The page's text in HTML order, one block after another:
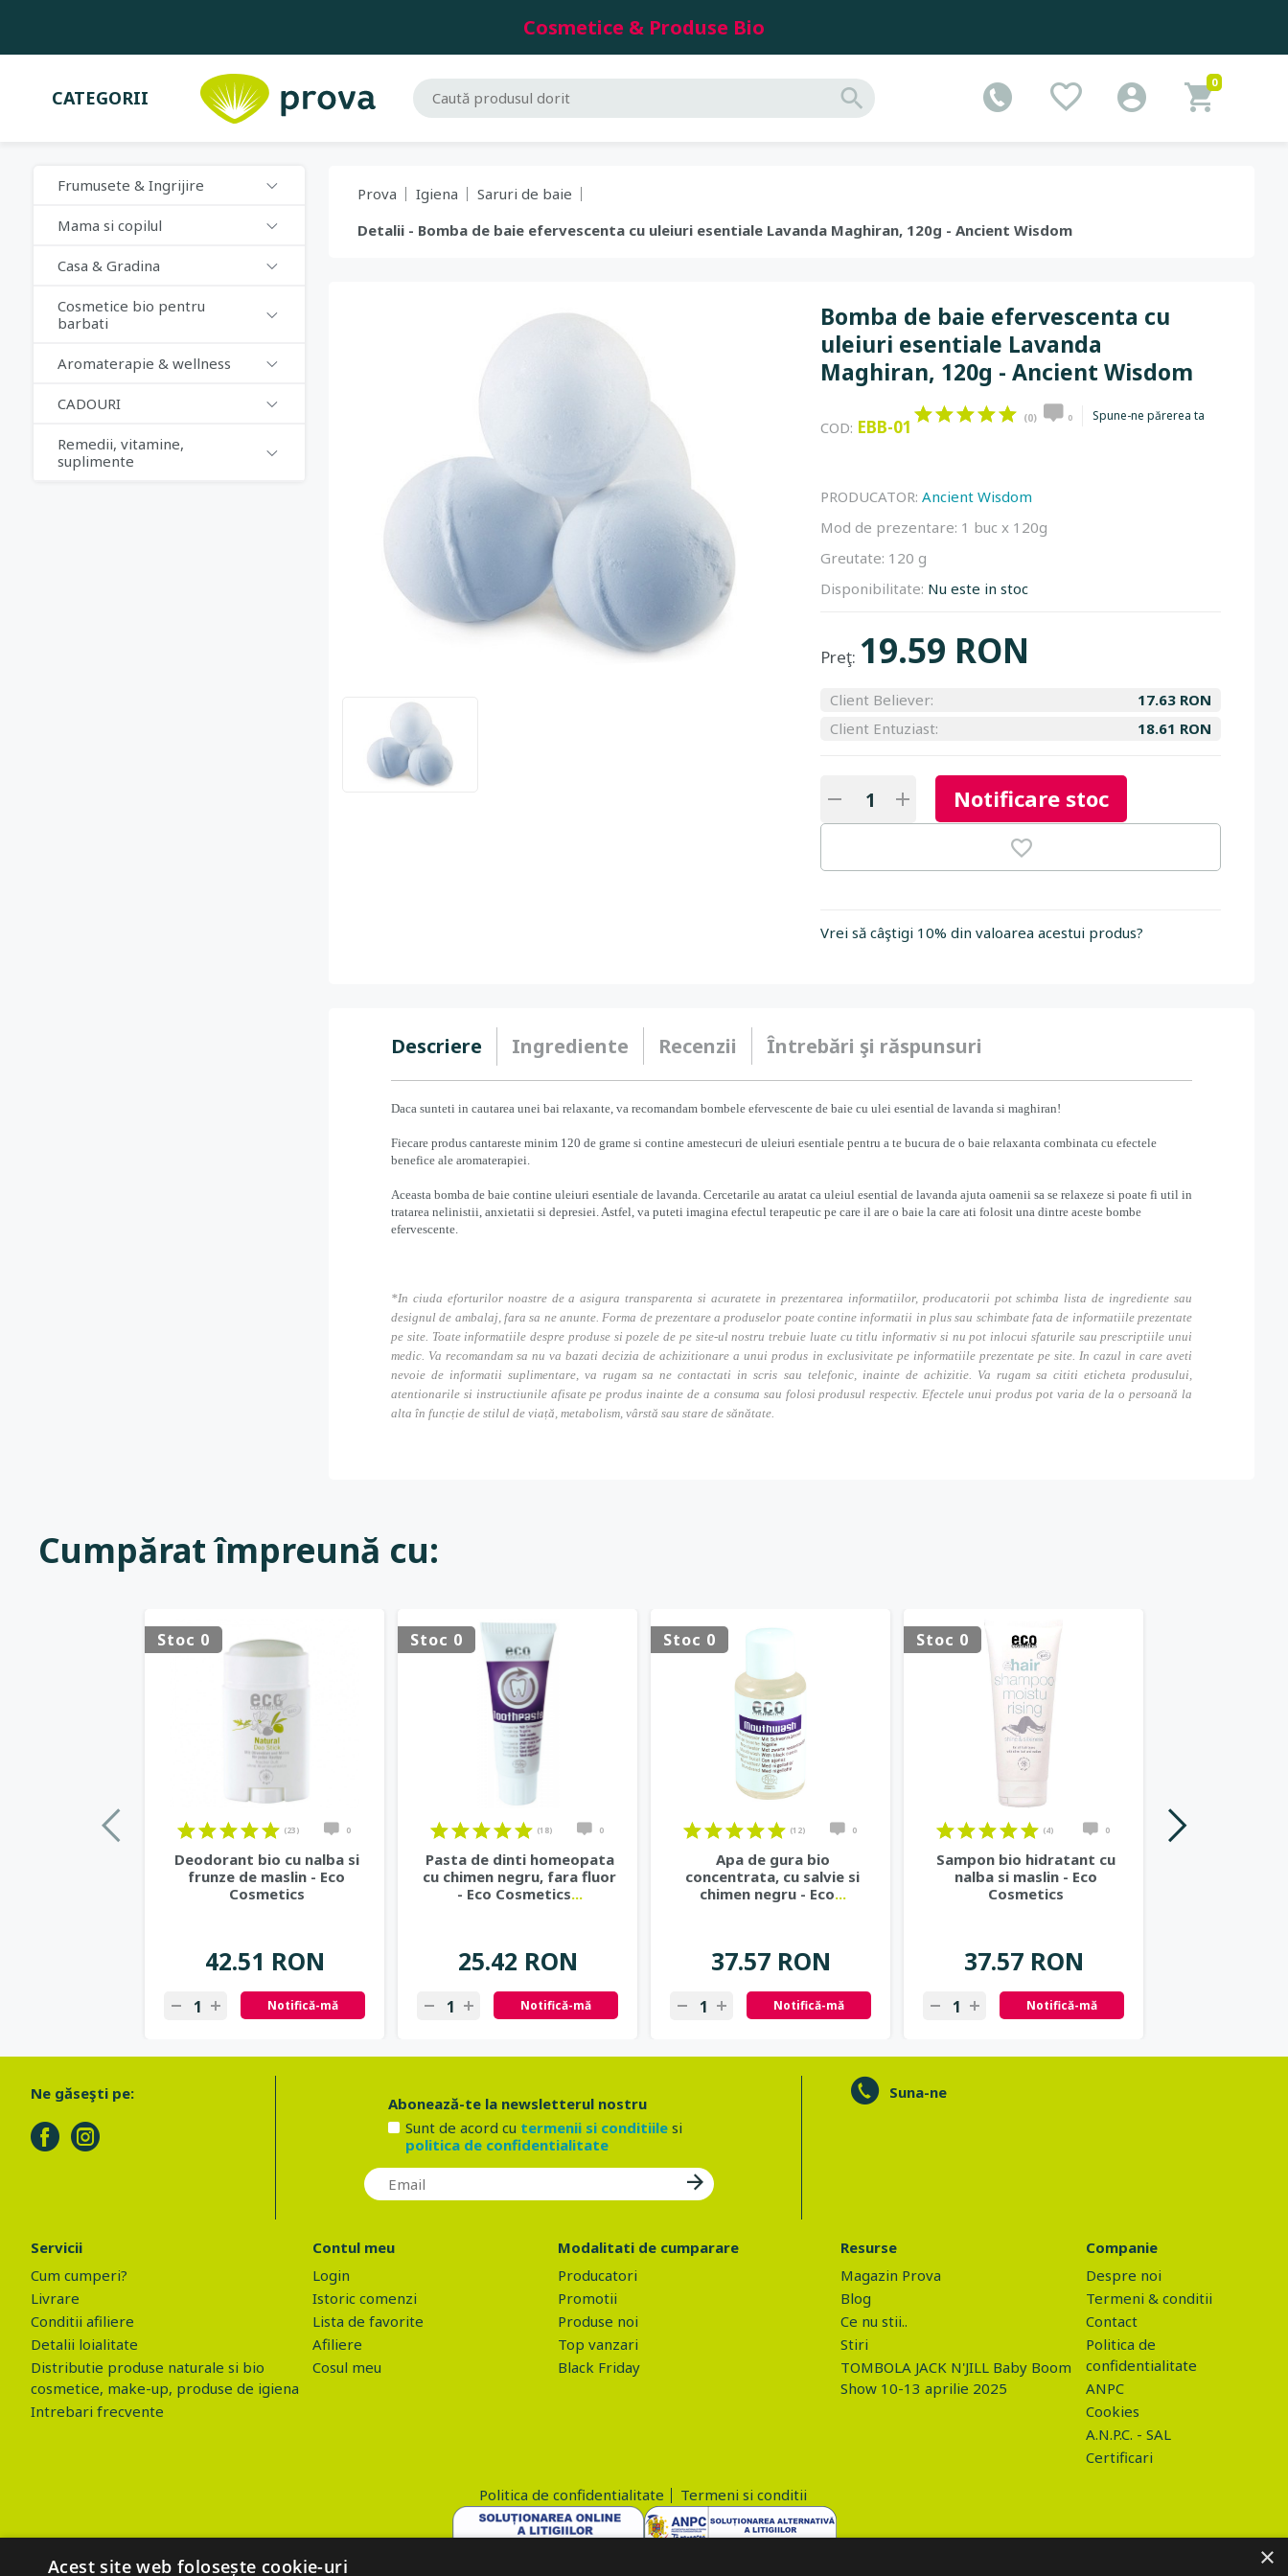
Cosmetice & Produse Bio
CATEGORII
0
Frumusete & Ingrijire
Mama si copilul
Casa & Gradina
Cosmetice bio pentru
barbati
Aromaterapie & wellness
CADOURI
Remedii, vitamine,
suplimente
Prova Igiena
Saruri de baie
Detalii - Bomba de baie efervescenta cu uleiuri esentiale Lavanda Maghiran, 120g - Ancient Wisdom
Bomba de baie efervescenta cu
uleiuri esentiale Lavanda
Maghiran, 120g - Ancient Wisdom
COD: EBB-01 (0) 0 Spune-ne părerea ta
PRODUCATOR: Ancient Wisdom
Mod de prezentare: 1 buc x 120g
Greutate: 120 g
Disponibilitate: Nu este in stoc
Preţ: 19.59 RON
Client Believer:
17.63 RON
Client Entuziast:
18.61 RON
Notificare stoc
Vrei să câştigi 10% din valoarea acestui produs?
Descriere Ingrediente Recenzii Întrebări şi răspunsuri
Daca sunteti in cautarea unei bai relaxante, va recomandam bombele efervescente de baie cu ulei esential de lavanda si maghiran!
Fiecare produs cantareste minim 120 de grame si contine amestecuri de uleiuri esentiale pentru a te bucura de o baie relaxanta combinata cu efectele
benefice ale aromaterapiei.
Aceasta bomba de baie contine uleiuri esentiale de lavanda. Cercetarile au aratat ca uleiul esential de lavanda ajuta oamenii sa se relaxeze si poate fi util in
tratarea nelinistii, anxietatii si depresiei. Astfel, va puteti imagina efectul terapeutic pe care il are o baie la care ati folosit una dintre aceste bombe
efervescente.
*In ciuda eforturilor noastre de a asigura transparenta si acuratete in prezentarea informatiilor, producatorii pot schimba lista de ingrediente sau
designul de ambalaj, fara sa ne anunte. Forma de prezentare a produselor poate contine informatii in plus sau schimbate fata de informatiile prezentate
pe site. Toate informatiile despre produse si pozele de pe site-ul nostru trebuie luate cu titlu informativ si nu pot inlocui sfaturile sau prescriptiile unui
medic. Va recomandam sa nu va bazati decizia de achizitionare a unui produs in exclusivitate pe informatiile prezentate pe site. In cazul in care aveti
nevoie de informatii suplimentare, va rugam sa ne contactati in scris sau telefonic, inainte de achizitie. Va rugam sa cititi eticheta produsului,
atentionarile si instructiunile afisate pe produs inainte de a consuma sau folosi produsul respectiv. Efectele unui produs pot varia de la o persoană la
alta în funcție de stilul de viață, metabolism, vârstă sau stare de sănătate.
Cumpărat împreună cu:
Stoc 0
(23) 0
Deodorant bio cu nalba si
frunze de maslin - Eco
Cosmetics
42.51 RON
Notifică-mă
Stoc 0
(18) 0
Pasta de dinti homeopata
cu chimen negru, fara fluor
- Eco Cosmetics...
25.42 RON
Notifică-mă
Stoc 0
(12) 0
Apa de gura bio
concentrata, cu salvie si
chimen negru - Eco...
37.57 RON
Notifică-mă
Stoc 0
(4) 0
Sampon bio hidratant cu
nalba si maslin - Eco
Cosmetics
37.57 RON
Notifică-mă
Ne găseşti pe:
Abonează-te la newsletterul nostru
Sunt de acord cu termenii si conditiilesi
politica de confidentialitate
Suna-ne
Servicii
Cum cumperi?
Livrare
Conditii afiliere
Detalii loialitate
Distributie produse naturale si bio
cosmetice, make-up, produse de igiena
Intrebari frecvente
Contul meu
Login
Istoric comenzi
Lista de favorite
Afiliere
Cosul meu
Modalitati de cumparare
Producatori
Promotii
Produse noi
Top vanzari
Black Friday
Resurse
Magazin Prova
Blog
Ce nu stii..
Stiri
TOMBOLA JACK N'JILL Baby Boom
Show 10-13 aprilie 2025
Companie
Despre noi
Termeni & conditii
Contact
Politica de
confidentialitate
ANPC
Cookies
A.N.P.C. - SAL
Certificari
Politica de confidentialitate
Termeni si conditii
×
Acest site web folosește cookie-uri